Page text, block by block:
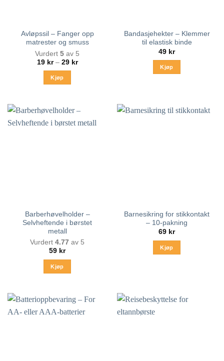
Avløpssil – Fanger opp
matrester og smuss
Vurdert 5 av 5
19 kr – 29 krPrisområde:
Kjøp
har
flere
Bandasjehekter – Klemmer
til elastisk binde
49 kr
Kjøp
Barberhøvelholder –
Selvheftende i børstet
metall
Vurdert 4.77 av 5
59 kr
Kjøp
Barnesikring for stikkontakt
– 10-pakning
69 kr
Kjøp